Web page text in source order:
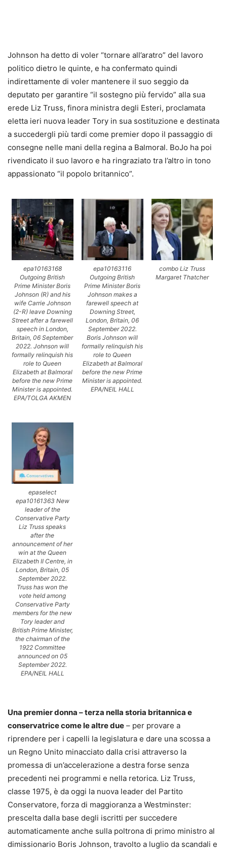
Johnson ha detto di voler “tornare all’aratro” del lavoro
politico dietro le quinte, e ha confermato quindi
indirettamente di voler mantenere il suo seggio da
deputato per garantire “il sostegno più fervido” alla sua
erede Liz Truss, finora ministra degli Esteri, proclamata
eletta ieri nuova leader Tory in sua sostituzione e destinata
a succedergli più tardi come premier dopo il passaggio di
consegne nelle mani della regina a Balmoral. BoJo ha poi
rivendicato il suo lavoro e ha ringraziato tra l’altro in tono
appassionato “il popolo britannico”.
epa10163168
Outgoing British
Prime Minister Boris
Johnson (R) and his
wife Carrie Johnson
(2-R) leave Downing
Street after a farewell
speech in London,
Britain, 06 September
2022. Johnson will
formally relinquish his
role to Queen
Elizabeth at Balmoral
before the new Prime
Minister is appointed.
EPA/TOLGA AKMEN
epa10163116
Outgoing British
Prime Minister Boris
Johnson makes a
farewell speech at
Downing Street,
London, Britain, 06
September 2022.
Boris Johnson will
formally relinquish his
role to Queen
Elizabeth at Balmoral
before the new Prime
Minister is appointed.
EPA/NEIL HALL
combo Liz Truss
Margaret Thatcher
epaselect
epa10161363 New
leader of the
Conservative Party
Liz Truss speaks
after the
announcement of her
win at the Queen
Elizabeth II Centre, in
London, Britain, 05
September 2022.
Truss has won the
vote held among
Conservative Party
members for the new
Tory leader and
British Prime Minister,
the chairman of the
1922 Committee
announced on 05
September 2022.
EPA/NEIL HALL
Una premier donna – terza nella storia britannica e
conservatrice come le altre due – per provare a
riprendere per i capelli la legislatura e dare una scossa a
un Regno Unito minacciato dalla crisi attraverso la
promessa di un’accelerazione a destra forse senza
precedenti nei programmi e nella retorica. Liz Truss,
classe 1975, è da oggi la nuova leader del Partito
Conservatore, forza di maggioranza a Westminster:
prescelta dalla base degli iscritti per succedere
automaticamente anche sulla poltrona di primo ministro al
dimissionario Boris Johnson, travolto a luglio da scandali e